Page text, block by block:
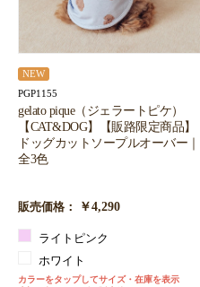
NEW
PGP1155
gelato pique（ジェラートピケ）
【CAT&DOG】【販路限定商品】
ドッグカットソープルオーバー｜
全3色
販売価格： ￥4,290
ライトピンク
ホワイト
カラーをタップしてサイズ・在庫を表示